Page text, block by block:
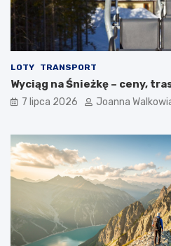
LOTY TRANSPORT
Wyciąg na Śnieżkę – ceny,
7 lipca 2026 Joanna